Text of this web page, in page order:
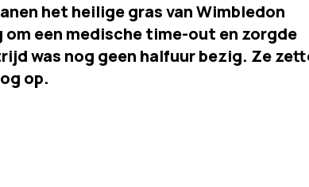
het heilige gras van Wimbledon
een medische time-out en zorgde
was nog geen halfuur bezig. Ze
op.